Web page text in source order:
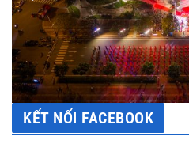
KẾT NỐI FACEBOOK